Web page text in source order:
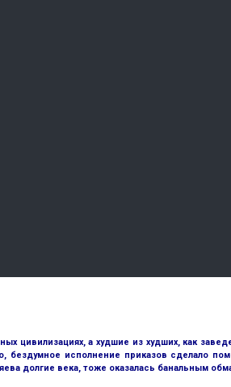
цивилизациях, а худшие из худших, как
бездумное исполнение приказов сделало
долгие века, тоже оказалась банальным